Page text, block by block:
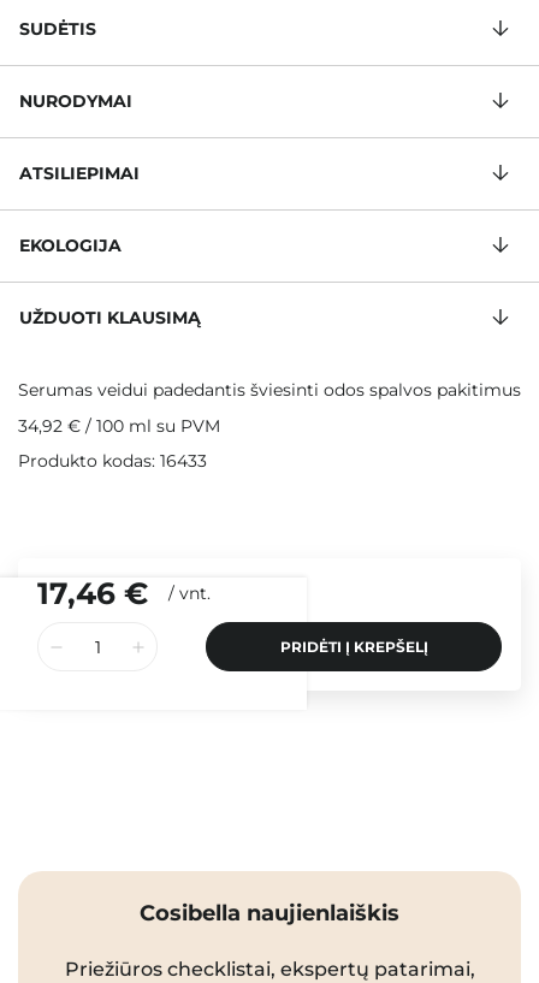
17,46 € / vnt.
PRIDĖTI Į KREPŠELĮ
SUDĖTIS
NURODYMAI
ATSILIEPIMAI
EKOLOGIJA
UŽDUOTI KLAUSIMĄ
Serumas veidui padedantis šviesinti odos spalvos pakitimus
34,92 € / 100 ml su PVM
Produkto kodas: 16433
Cosibella naujienlaiškis
Priežiūros checklistai, ekspertų patarimai,